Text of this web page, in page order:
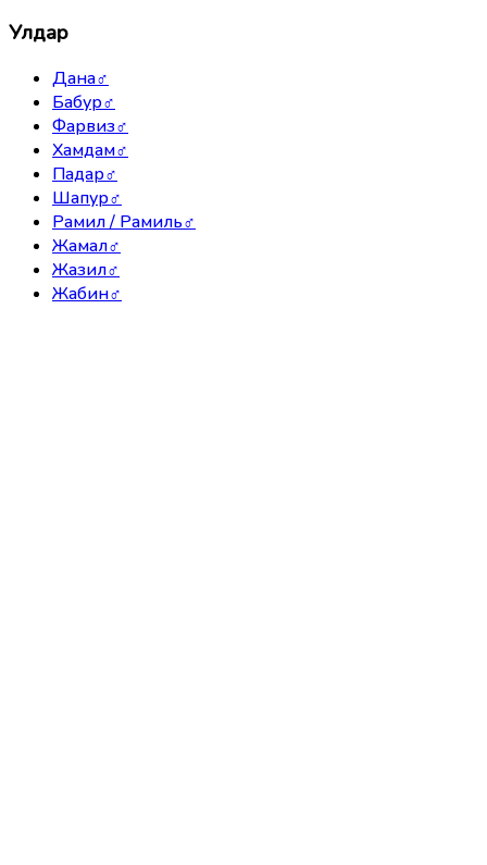
Улдар
Дана♂
Бабур♂
Фарвиз♂
Хамдам♂
Падар♂
Шапур♂
Рамил / Рамиль♂
Жамал♂
Жазил♂
Жабин♂